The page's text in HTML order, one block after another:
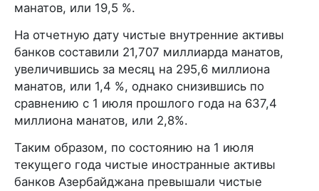
манатов, или 19,5 %.
На отчетную дату чистые внутренние активы
банков составили 21,707 миллиарда манатов,
увеличившись за месяц на 295,6 миллиона
манатов, или 1,4 %, однако снизившись по
сравнению с 1 июля прошлого года на 637,4
миллиона манатов, или 2,8%.
Таким образом, по состоянию на 1 июля
текущего года чистые иностранные активы
банков Азербайджана превышали чистые